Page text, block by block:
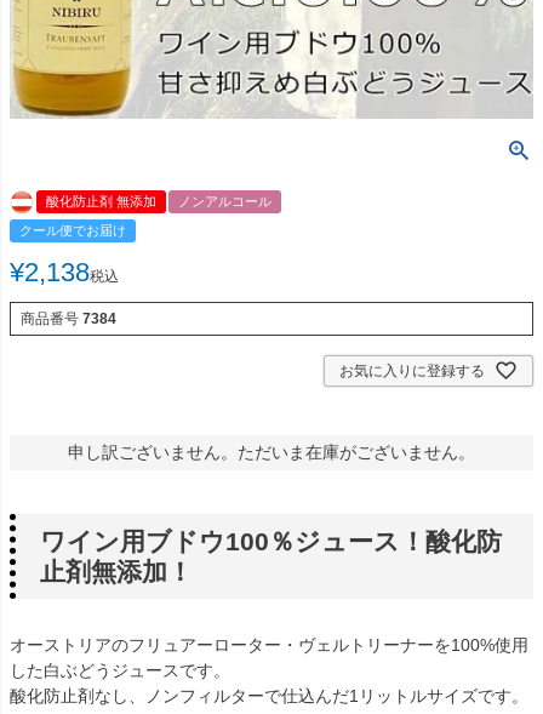
酸化防止剤 無添加
ノンアルコール
クール便でお届け
¥2,138税込
商品番号 7384
お気に入りに登録する
申し訳ございません。ただいま在庫がございません。
ワイン用ブドウ100％ジュース！酸化防
止剤無添加！
オーストリアのフリュアーローター・ヴェルトリーナーを100%使用
した白ぶどうジュースです。
酸化防止剤なし、ノンフィルターで仕込んだ1リットルサイズです。